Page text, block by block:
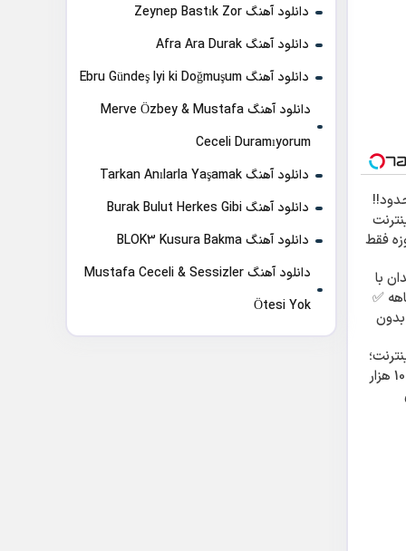
180 روزه فقط
با
12 ماهه ✅
فقط ماهی 100 هزار
دانلود آهنگ Zeynep Bastık Zor
دانلود آهنگ Afra Ara Durak
دانلود آهنگ Ebru Gündeş Iyi ki Doğmuşum
دانلود آهنگ Merve Özbey & Mustafa
Ceceli Duramıyorum
دانلود آهنگ Tarkan Anılarla Yaşamak
دانلود آهنگ Burak Bulut Herkes Gibi
دانلود آهنگ BLOK3 Kusura Bakma
دانلود آهنگ Mustafa Ceceli & Sessizler
Ötesi Yok